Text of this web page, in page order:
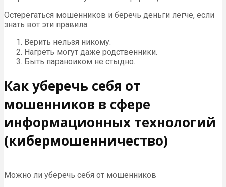
Остерегаться мошенников и беречь деньги легче, если
знать вот эти правила:
Верить нельзя никому.
Нагреть могут даже родственники.
Быть параноиком не стыдно.
Как уберечь себя от
мошенников в сфере
информационных технологий
(кибермошенничество)
Можно ли уберечь себя от мошенников